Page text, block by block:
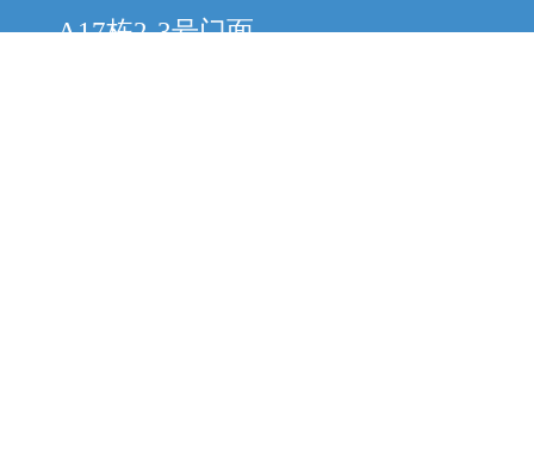
A17栋2-3号门面